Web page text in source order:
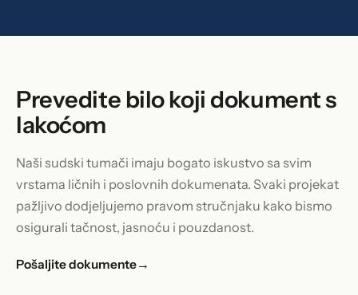
Prevedite bilo koji dokument s
lakoćom
Naši sudski tumači imaju bogato iskustvo sa svim
vrstama ličnih i poslovnih dokumenata. Svaki projekat
pažljivo dodjeljujemo pravom stručnjaku kako bismo
osigurali tačnost, jasnoću i pouzdanost.
Pošaljite dokumente→